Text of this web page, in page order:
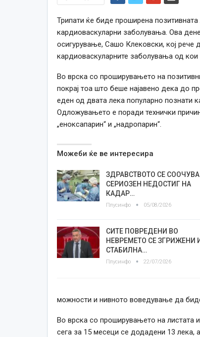
Трипати ќе биде проширена
кардиоваскуларни заболувања. Ова
осигурување, Сашо Клековски, кој рече
кардиоваскуларните заболувања од кои
Во врска со проширувањето на
покрај тоа што беше најавено дека до
еден од двата лека популарно познати
Одложувањето е поради технички
„еноксапарин“ и „надропарин“.
Можеби ќе ве интересира
ЗДРАВСТВОТО СЕ
СЕРИОЗЕН НЕДОСТИГ НА
КАДАР…
Плусинфо 05/08/2026
СИТЕ ПОВРЕДЕНИ ВО
НЕВРЕМЕТО СЕ ЗГРИЖЕНИ
СТАБИЛНА…
Плусинфо 22/07/2026
можности и нивното воведување да
Во врска со проширувањето на листата
сега за 15 месеци се додадени 13 лека,